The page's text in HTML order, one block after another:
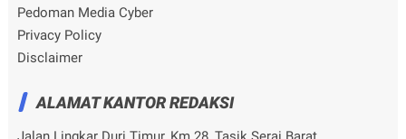
Pedoman Media Cyber
Privacy Policy
Disclaimer
ALAMAT KANTOR REDAKSI